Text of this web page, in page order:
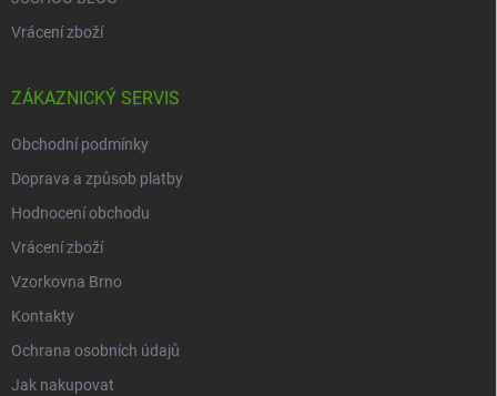
Vrácení zboží
ZÁKAZNICKÝ SERVIS
Obchodní podmínky
Doprava a způsob platby
Hodnocení obchodu
Vrácení zboží
Vzorkovna Brno
Kontakty
Ochrana osobních údajů
Jak nakupovat